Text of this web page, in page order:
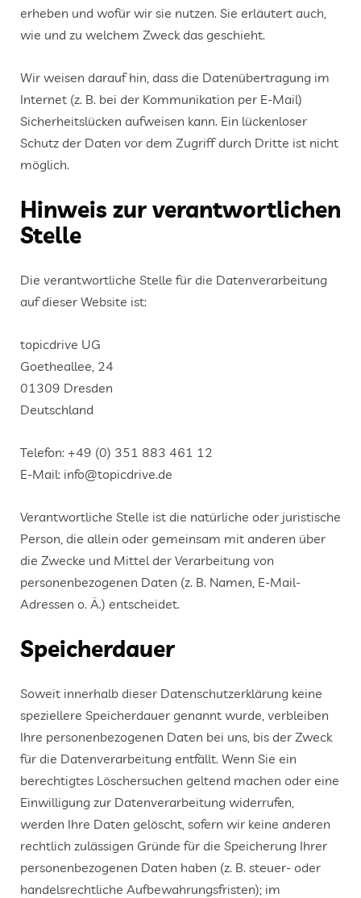
erheben und wofür wir sie nutzen. Sie erläutert auch,
wie und zu welchem Zweck das geschieht.
Wir weisen darauf hin, dass die Datenübertragung im
Internet (z. B. bei der Kommunikation per E-Mail)
Sicherheitslücken aufweisen kann. Ein lückenloser
Schutz der Daten vor dem Zugriff durch Dritte ist nicht
möglich.
Hinweis zur verantwortlichen
Stelle
Die verantwortliche Stelle für die Datenverarbeitung
auf dieser Website ist:
topicdrive UG
Goetheallee, 24
01309 Dresden
Deutschland
Telefon: +49 (0) 351 883 461 12
E-Mail: info@topicdrive.de
Verantwortliche Stelle ist die natürliche oder juristische
Person, die allein oder gemeinsam mit anderen über
die Zwecke und Mittel der Verarbeitung von
personenbezogenen Daten (z. B. Namen, E-Mail-
Adressen o. Ä.) entscheidet.
Speicherdauer
Soweit innerhalb dieser Datenschutzerklärung keine
speziellere Speicherdauer genannt wurde, verbleiben
Ihre personenbezogenen Daten bei uns, bis der Zweck
für die Datenverarbeitung entfällt. Wenn Sie ein
berechtigtes Löschersuchen geltend machen oder eine
Einwilligung zur Datenverarbeitung widerrufen,
werden Ihre Daten gelöscht, sofern wir keine anderen
rechtlich zulässigen Gründe für die Speicherung Ihrer
personenbezogenen Daten haben (z. B. steuer- oder
handelsrechtliche Aufbewahrungsfristen); im